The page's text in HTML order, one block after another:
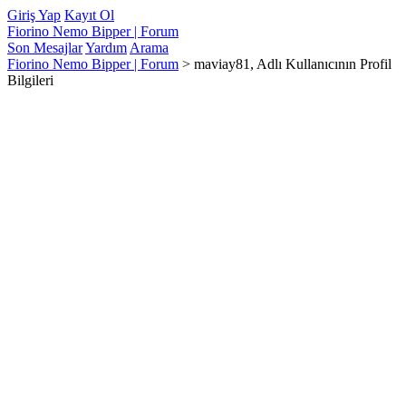
Giriş Yap Kayıt Ol
Fiorino Nemo Bipper | Forum
Son MesajlarYardım Arama
Fiorino Nemo Bipper | Forum > maviay81, Adlı Kullanıcının Profil
Bilgileri